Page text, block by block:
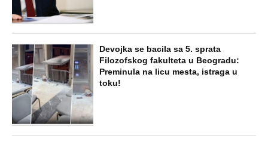
Devojka se bacila sa 5. sprata
Filozofskog fakulteta u Beogradu:
Preminula na licu mesta, istraga u
toku!